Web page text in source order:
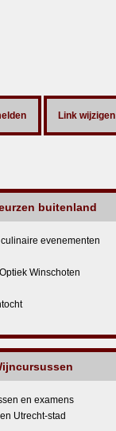
Link wijzigen
buitenland
evenementen
Winschoten
en examens
Utrecht-stad